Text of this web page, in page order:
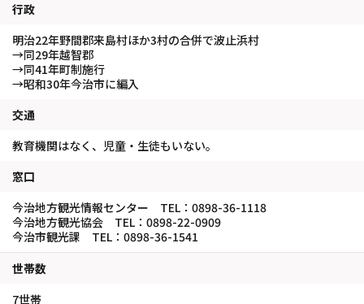
行政
明治22年野間郡来島村ほか3村の合併で波止浜村
→同29年越智郡
→同41年町制施行
→昭和30年今治市に編入
交通
教育機関はなく、児童・生徒もいない。
窓口
今治地方観光情報センター TEL：0898-36-1118
今治地方観光協会 TEL：0898-22-0909
今治市観光課 TEL：0898-36-1541
世帯数
7世帯